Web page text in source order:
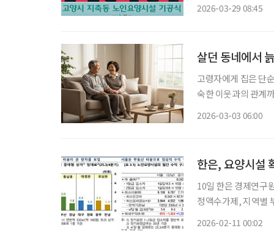
2026-03-29 08:45
살던 동네에서
고령자에게 집은 단
숙한 이웃과의 관계
2026-03-03 06:00
한은, 요양시설
10일 한은 경제연구
정액수가제, 지역별
2026-02-11 00:02